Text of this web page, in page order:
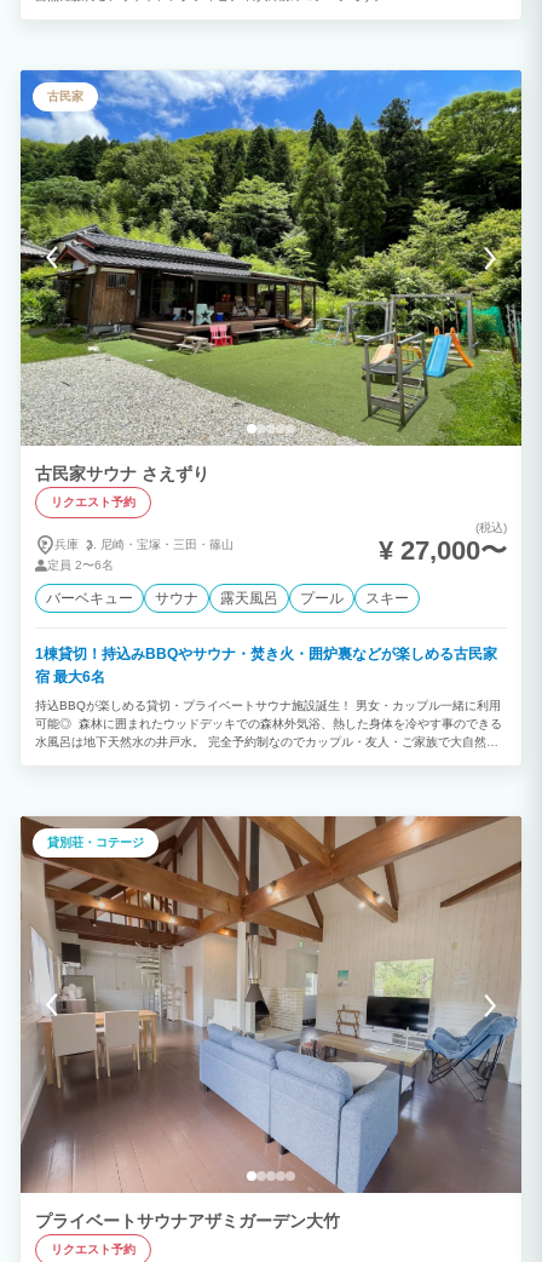
古民家
古民家サウナ さえずり
リクエスト予約
兵庫 尼崎・ 宝塚・ 三田・ 篠山
定員 2〜6名
(税込)
¥ 27,000〜
バーベキュー サウナ 露天風呂 プール スキー
1棟貸切！持込みBBQやサウナ・焚き火・囲炉裏などが楽しめる古民家
宿 最大6名
持込BBQが楽しめる貸切・プライベートサウナ施設誕生！ 男女・カップル一緒に利用
可能◎ 森林に囲まれたウッドデッキでの森林外気浴、熱した身体を冷やす事のできる
水風呂は地下天然水の井戸水。 完全予約制なのでカップル・友人・ご家族で大自然で
1,000円追加（現地払い）5歳以下無料 レイトチェックアウトについて 14時チェック
アウトの場合、別途大人1人2,500円追加・小中学生1,000円追加（現地払い）5歳以下
無料 ご希望の場合事前に問い合わせお願い致します。メッセージにてお返事致します
(日帰り予約が入っている場合ご希望に添えない場合も御座いますのでご了承願います)
【サウナのご利用】 男女・カップル一緒にサウナ利用可能。 刺青・タトゥー利用可
能。 ととのいながら喫煙可能。 水着着用必須。 サウナ利用時間：夜20:30まで翌日
9:00から ■北欧フィンランド式バレルサウナ 設定温度100℃、アロマ水を入れたセル
フロウリュウ ゆったりお過ごし頂くのは大人4人程度までのご利用がお勧めです。 最
大6名収容 順番に入って頂ければ大人数でも楽しめます。 ※水着着用必須 ■屋外BBQ
エリア 冷蔵庫・BBQコンロ・電子レンジ・炊飯器・トースターは無料貸出 調味料（ほ
りにし・マキシマム・塩コショウ・一味・塩・胡椒）紙皿・トング・コップ類など全て
無料！ 炭の火起こしやBBQ準備もさせて頂きます。 炭代金（網含む）宿泊
時1000円 室内キッチンスペース有 屋根付きウッドデッキで持込頂いたお食事やお飲み
物をご自由にお楽しみ下さい。(雨でも濡れません) ■森林外気浴エリア 鳥のさえずり
や虫の鳴き声を聞きながらととえます Bluetoothスピーカー有 インフィニティチェ
ア、フルフラットベット、ハンモックなど 大型テラス下で雨でも快適に過ごせます ■
露天風呂 外気浴の後に冷めた身体を温めて下さい。冬場でも快適に過ごせます。 ■温
水シャワー サウナ後の掛湯などに シャンプー・トリートメント・ボディーソープ・洗
顔完備 ■地下天然水風呂 水風呂は地下天然水の井戸水、水温15℃前後 チラー（水冷却
装置）導入しており、水温が保たれております ■キッズエリア ブランコ,すべり台,鉄
棒,トランポリンなど目の前でお子様を遊ばせれるので安心です。 季節のよってトン
ボ・蝶々・カエルなど様々な生き物も見られます。 アメニティ：使い捨て歯ブラシ・
フェイスタオル・ドライヤー・シャンプー類・化粧水・乳液・洗顔・クレンジングなど
チェックイン・チェックアウトは施設にて行います。 管理棟よりスタッフが参ります
ので宜しくお願い致します。 □BBQや焚き火など屋外ご利用時間は23時までとなりま
貸別荘・コテージ
プライベートサウナアザミガーデン大竹
リクエスト予約